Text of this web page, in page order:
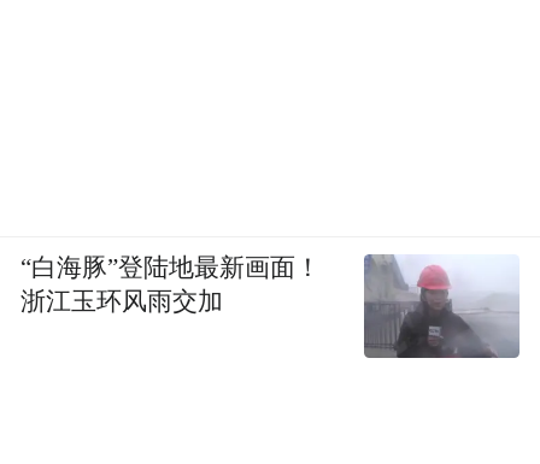
“白海豚”登陆地最新画面！
浙江玉环风雨交加